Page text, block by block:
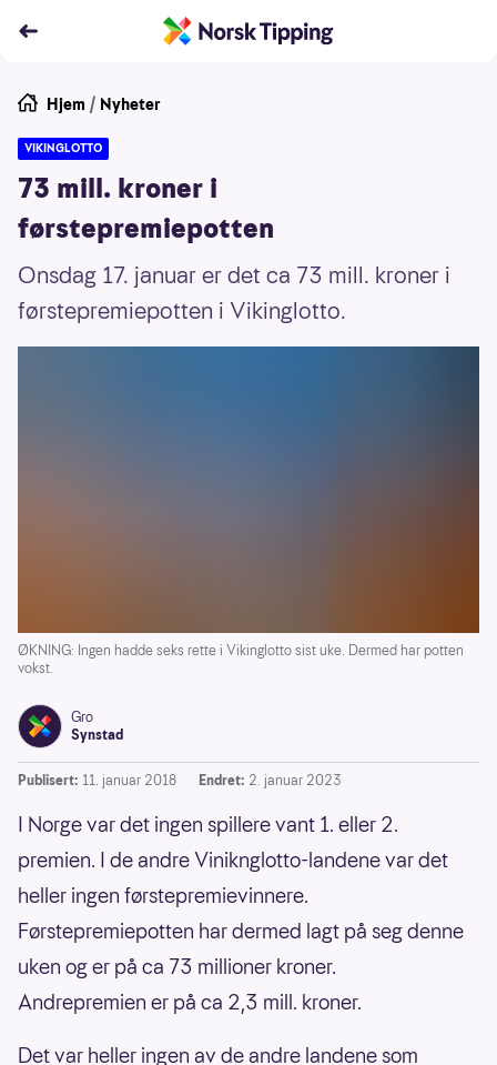
Hjem / Nyheter
VIKINGLOTTO
73 mill. kroner i
førstepremiepotten
Onsdag 17. januar er det ca 73 mill. kroner i
førstepremiepotten i Vikinglotto.
ØKNING: Ingen hadde seks rette i Vikinglotto sist uke. Dermed har potten
vokst.
Gro
Synstad
Publisert: 11. januar 2018 Endret: 2. januar 2023
I Norge var det ingen spillere vant 1. eller 2.
premien. I de andre Viniknglotto-landene var det
heller ingen førstepremievinnere.
Førstepremiepotten har dermed lagt på seg denne
uken og er på ca 73 millioner kroner.
Andrepremien er på ca 2,3 mill. kroner.
Det var heller ingen av de andre landene som